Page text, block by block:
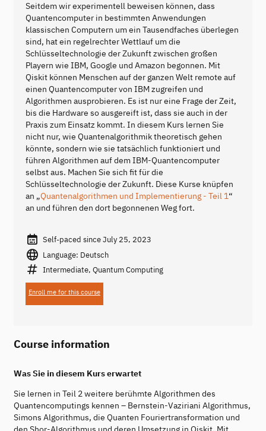
Seitdem wir experimentell beweisen können, dass
Quantencomputer in bestimmten Anwendungen
klassischen Computern um ein Tausendfaches überlegen
sind, hat ein regelrechter Wettlauf um die
Schlüsseltechnologie der Zukunft zwischen großen
Playern wie IBM, Google und Amazon begonnen. Mit
Qiskit können Menschen auf der ganzen Welt remote auf
einen Quantencomputer von IBM zugreifen und
Algorithmen ausprobieren. Es ist nur eine Frage der Zeit,
bis die Hardware so ausgereift ist, dass sie auch in der
Praxis zum Einsatz kommt. In diesem Kurs lernen Sie
nicht nur, wie Quantenalgorithmik theoretisch gehen
könnte, sondern wie sie tatsächlich funktioniert und
führen Algorithmen auf dem IBM-Quantencomputer
selbst aus. Machen Sie sich fit für die
Schlüsseltechnologie der Zukunft. Diese Kurse knüpfen
an „Quantenalgorithmen und Implementierung - Teil 1“
an und führen den dort begonnenen Weg fort.
Self-paced since July 25, 2023
Language: Deutsch
Intermediate, Quantum Computing
Enroll me for this course
Course information
Was Sie in diesem Kurs erwartet
Sie lernen in Teil 2 weitere berühmte Algorithmen des
Quantencomputings kennen – Bernstein-Vaziriani Algorithmus,
Simons Algorithmus, die Quanten Fouriertransformation und